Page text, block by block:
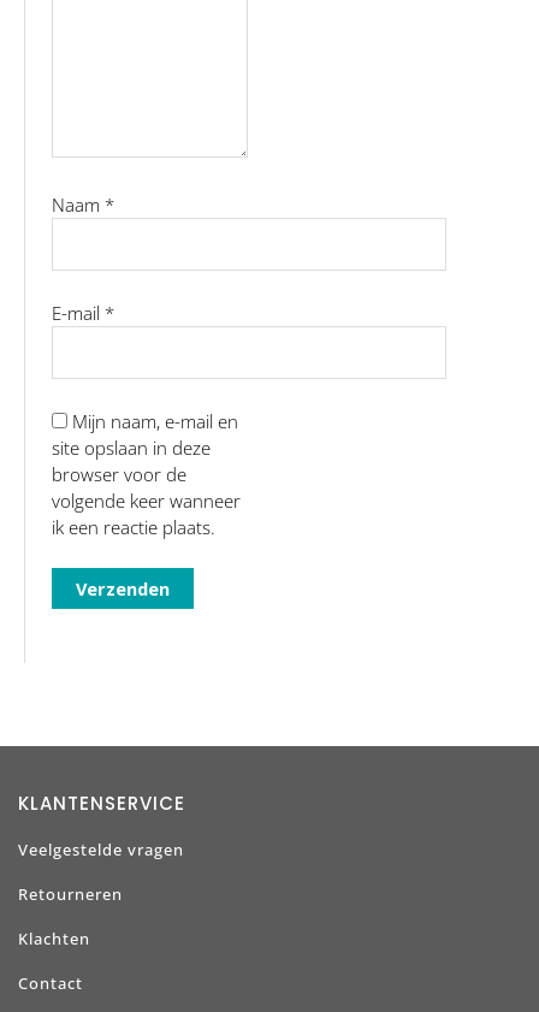
Naam *
E-mail *
Mijn naam, e-mail en
site opslaan in deze
browser voor de
volgende keer wanneer
ik een reactie plaats.
KLANTENSERVICE
Veelgestelde vragen
Retourneren
Klachten
Contact